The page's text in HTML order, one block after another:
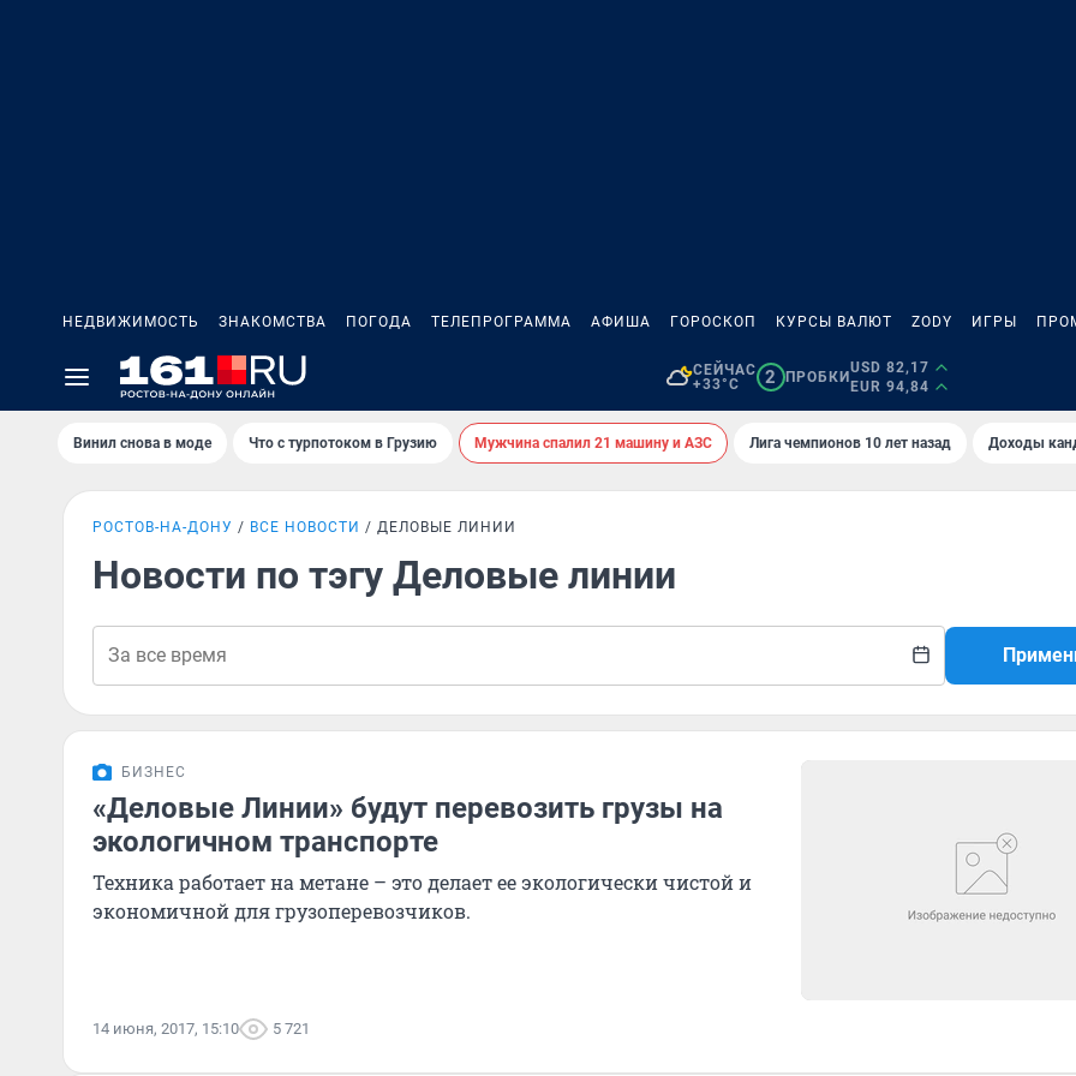
НЕДВИЖИМОСТЬ ЗНАКОМСТВА ПОГОДА ТЕЛЕПРОГРАММА АФИША ГОРОСКОП КУРСЫ ВАЛЮТ ZODY ИГРЫ
СЕЙЧАС
+33°C
2 ПРОБКИ
USD 82,17
EUR 94,84
Винил снова в моде Что с турпотоком в Грузию Мужчина спалил 21 машину и АЗС Лига чемпионов 10 лет назад Доходы
РОСТОВ-НА-ДОНУ ВСЕ НОВОСТИ ДЕЛОВЫЕ ЛИНИИ
Новости по тэгу Деловые линии
БИЗНЕС
«Деловые Линии» будут перевозить грузы на
экологичном транспорте
Техника работает на метане – это делает ее экологически чистой и
экономичной для грузоперевозчиков.
14 июня, 2017, 15:10 5 721